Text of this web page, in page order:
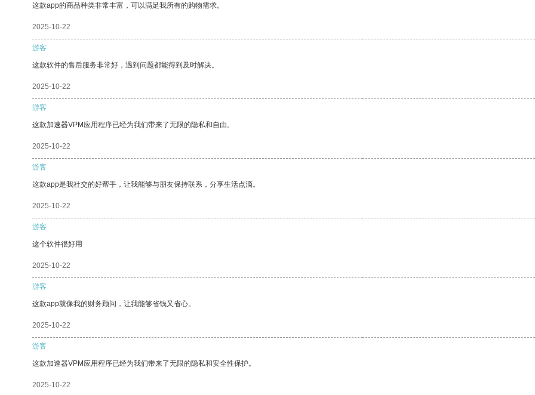
这款app的商品种类非常丰富，可以满足我所有的购物需求。
2025-10-22
游客
这款软件的售后服务非常好，遇到问题都能得到及时解决。
2025-10-22
游客
这款加速器VPM应用程序已经为我们带来了无限的隐私和自由。
2025-10-22
游客
这款app是我社交的好帮手，让我能够与朋友保持联系，分享生活点滴。
2025-10-22
游客
这个软件很好用
2025-10-22
游客
这款app就像我的财务顾问，让我能够省钱又省心。
2025-10-22
游客
这款加速器VPM应用程序已经为我们带来了无限的隐私和安全性保护。
2025-10-22